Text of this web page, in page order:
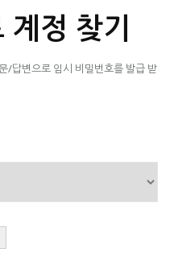
정 찾기
/답변으로 임시 비밀번호를 발급 받